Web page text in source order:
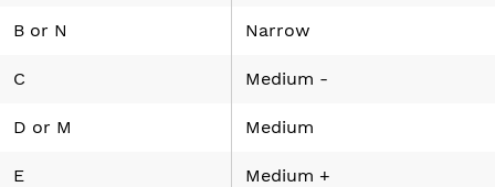
B or N Narrow
C Medium -
D or M Medium
E Medium +